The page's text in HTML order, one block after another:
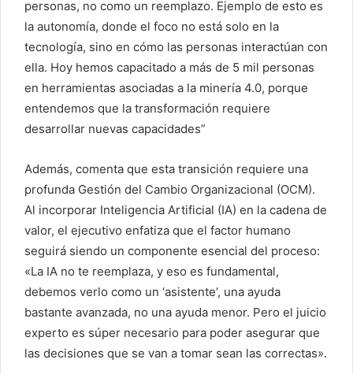
personas, no como un reemplazo. Ejemplo de esto es
la autonomía, donde el foco no está solo en la
tecnología, sino en cómo las personas interactúan con
ella. Hoy hemos capacitado a más de 5 mil personas
en herramientas asociadas a la minería 4.0, porque
entendemos que la transformación requiere
desarrollar nuevas capacidades”
Además, comenta que esta transición requiere una
profunda Gestión del Cambio Organizacional (OCM).
Al incorporar Inteligencia Artificial (IA) en la cadena de
valor, el ejecutivo enfatiza que el factor humano
seguirá siendo un componente esencial del proceso:
«La IA no te reemplaza, y eso es fundamental,
debemos verlo como un ‘asistente’, una ayuda
bastante avanzada, no una ayuda menor. Pero el juicio
experto es súper necesario para poder asegurar que
las decisiones que se van a tomar sean las correctas».